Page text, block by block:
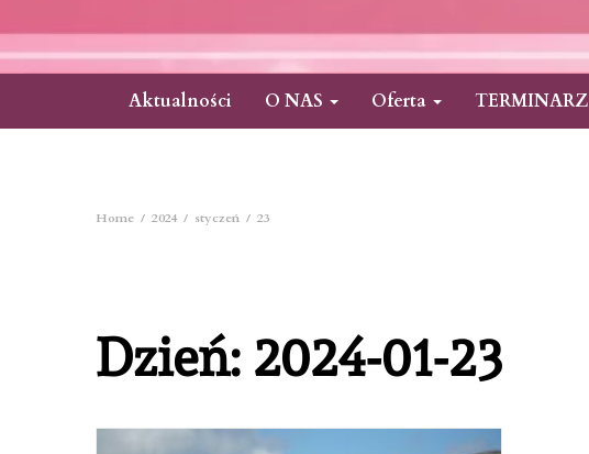
Aktualności O NAS Oferta TERMINARZ
Home 2024 styczeń 23
Dzień: 2024-01-23